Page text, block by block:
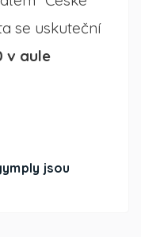
jsou
se uskuteční
v aule